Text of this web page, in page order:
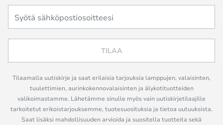
TILAA
Tilaamalla uutiskirje ja saat erilaisia tarjouksia lamppujen, valaisinten,
tuulettimien, aurinkokennovalaisinten ja älykotituotteiden
valikoimastamme. Lähetämme sinulle myös vain uutiskirjetilaajille
tarkoitetut erikoistarjouksemme, tuotesuosituksia ja tietoa uutuuksista.
Saat lisäksi mahdollisuuden arvioida ja suositella tuotteita sekä